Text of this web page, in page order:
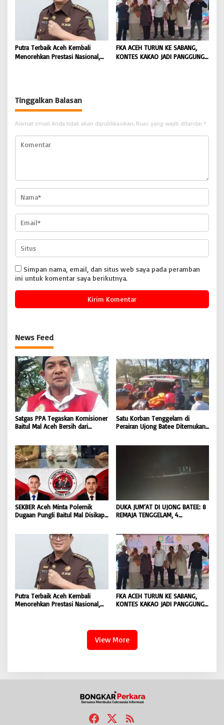
Putra Terbaik Aceh Kembali
Menorehkan Prestasi Nasional,
BONGKAR’Perkara.com
FKA ACEH TURUN KE SABANG,
KONTES KAKAO JADI PANGGUNG
Tinggalkan Balasan
Alamat email Anda tidak akan dipublikasikan. Ruas yang wajib ditandai *
Simpan nama, email, dan situs web saya pada peramban
ini untuk komentar saya berikutnya.
News Feed
Satgas PPA Tegaskan Komisioner
Baitul Mal Aceh Bersih dari
Penyebaran Hoaks | BONGKAR
‘Perkara.com
Satu Korban Tenggelam di
Perairan Ujong Batee Ditemukan,
SEKBER Aceh Minta Polemik
Dugaan Pungli Baitul Mal Disikapi
BONGKAR ‘Perkara.com
DUKA JUM’AT DI UJONG BATEE: 8
REMAJA TENGGELAM, 4
Putra Terbaik Aceh Kembali
Menorehkan Prestasi Nasional,
FKA ACEH TURUN KE SABANG,
KONTES KAKAO JADI PANGGUNG
View More